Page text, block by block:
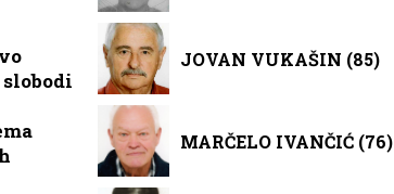
JOVAN VUKAŠIN (85)
MARČELO IVANČIĆ (76)